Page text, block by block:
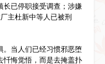
长已停职接受调查；涉嫌
主杜新中等人已被刑
。当人们已经习惯邪恶堕
忏悔觉悟，而是去掩盖扑